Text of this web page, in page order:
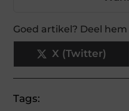
Goed artikel? Deel
X (Twitter)
Tags: